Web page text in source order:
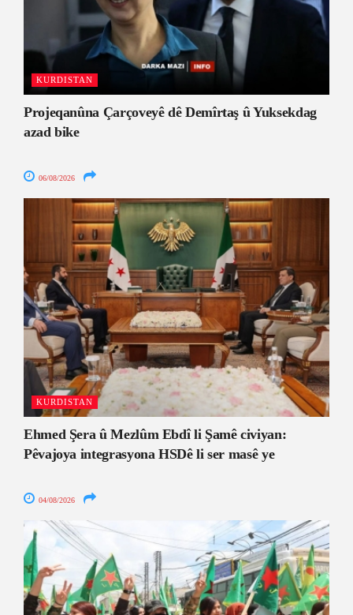
KURDISTAN
Projeqanûna Çarçoveyê dê Demîrtaş û Yuksekdag
azad bike
06/08/2026
KURDISTAN
Ehmed Şera û Mezlûm Ebdî li Şamê civiyan:
Pêvajoya integrasyona HSDê li ser masê ye
04/08/2026